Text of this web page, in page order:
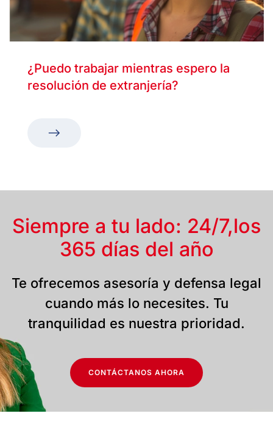
¿Puedo trabajar mientras espero la
resolución de extranjería?
Siempre a tu lado: 24/7,los
365 días del año
Te ofrecemos asesoría y defensa legal
cuando más lo necesites. Tu
tranquilidad es nuestra prioridad.
CONTÁCTANOS AHORA